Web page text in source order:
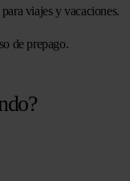
viajes y vacaciones.
de prepago.